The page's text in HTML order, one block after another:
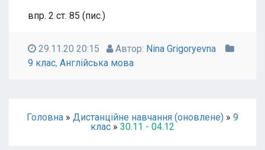
впр. 2 ст. 85 (пис.)
29.11.20 20:15 Автор: Nina Grigoryevna
9 клас, Англійська мова
Головна » Дистанційне навчання (оновлене) » 9
клас » 30.11 - 04.12